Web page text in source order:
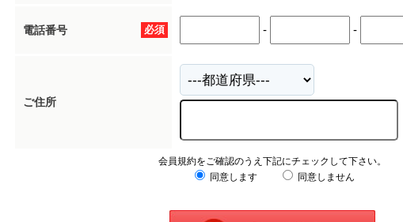
必須
電話番号 - -
ご住所
会員規約をご確認のうえ下記にチェックして下さい。
同意します
同意しません